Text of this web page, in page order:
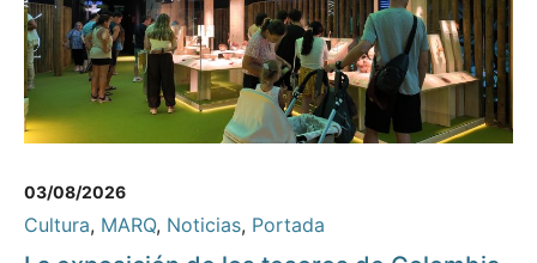
03/08/2026
Cultura, MARQ, Noticias, Portada